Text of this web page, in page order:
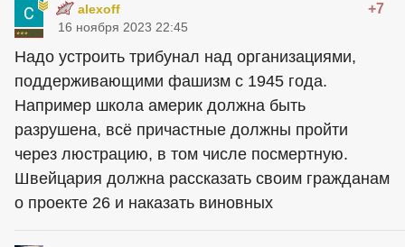
alexoff +7
16 ноября 2023 22:45
Надо устроить трибунал над организациями,
поддерживающими фашизм с 1945 года.
Например школа америк должна быть
разрушена, всё причастные должны пройти
через люстрацию, в том числе посмертную.
Швейцария должна рассказать своим гражданам
о проекте 26 и наказать виновных